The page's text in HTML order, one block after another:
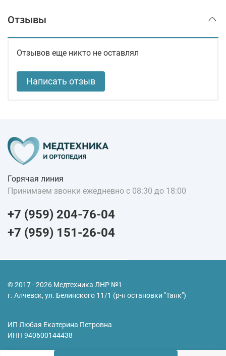
Отзывы
Отзывов еще никто не оставлял
Написать отзыв
Горячая линия
Принимаем звонки ежедневно с 08:30 до 18:00
+7 (959) 204-76-04
+7 (959) 151-26-04
© 2017 - 2026 Медтехника ЛНР №1
г. Алчевск, ул. Белинского 11/1 (р-н остановки "Танк")
ИП Любая Екатерина Петровна
ИНН 940600144438